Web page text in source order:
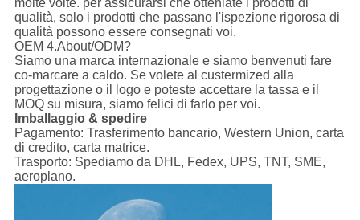
qualità, solo i prodotti che passano l'ispezione rigorosa di
qualità possono essere consegnati voi.
OEM 4.About/ODM?
Siamo una marca internazionale e siamo benvenuti fare
co-marcare a caldo. Se volete al custermized alla
progettazione o il logo e poteste accettare la tassa e il
MOQ su misura, siamo felici di farlo per voi.
Imballaggio & spedire
Pagamento: Trasferimento bancario, Western Union, carta
di credito, carta matrice.
Trasporto: Spediamo da DHL, Fedex, UPS, TNT, SME,
aeroplano.